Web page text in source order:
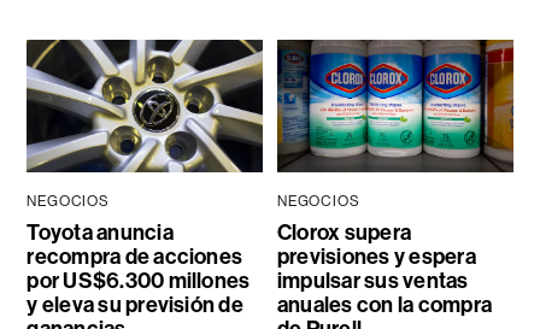
NEGOCIOS
Toyota anuncia
recompra de acciones
por US$6.300 millones
y eleva su previsión de
NEGOCIOS
Clorox supera
previsiones y espera
impulsar sus ventas
anuales con la compra